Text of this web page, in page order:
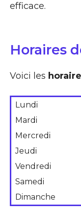
efficace.
Horaires
Voici les
Lundi
Mardi
Mercredi
Jeudi
Vendredi
Samedi
Dimanche